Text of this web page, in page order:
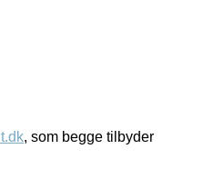
, som begge tilbyder